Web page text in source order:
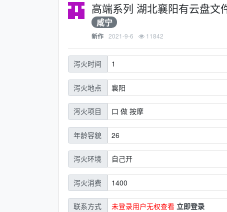
高端系列 湖北襄阳有云盘文
咸宁
新作 2021-9-6 11842
泻火时间 1
泻火地点 襄阳
泻火项目 口 做 按摩
年龄容貌 26
泻火环境 自己开
泻火消费 1400
联系方式 未登录用户无权查看 立即登录